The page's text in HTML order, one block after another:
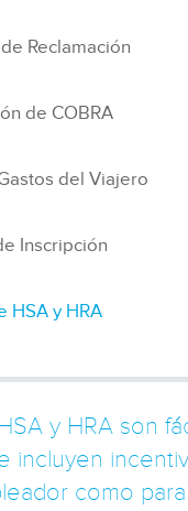
Reclamación
de COBRA
del Viajero
Inscripción
HSA y HRA
y HRA son
incluyen
como